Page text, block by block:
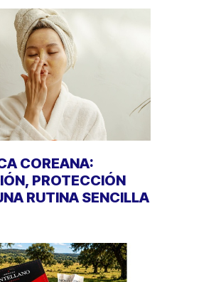
COREANA:
PROTECCIÓN
RUTINA SENCILLA